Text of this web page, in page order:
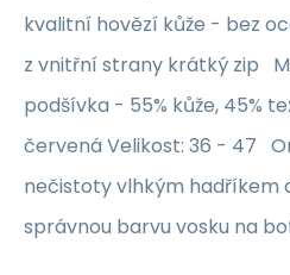
kvalitní hovězí kůže - bez
z vnitřní strany krátký zip
podšívka - 55% kůže, 45%
červená Velikost: 36 - 47
nečistoty vlhkým hadříkem
správnou barvu vosku na